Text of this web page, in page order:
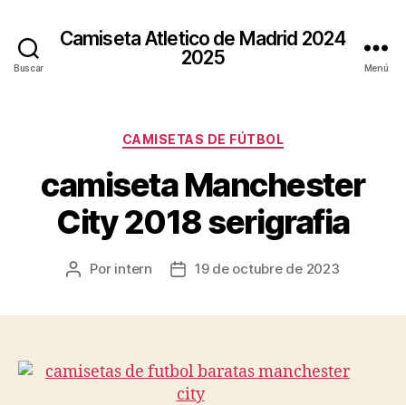
Buscar
Camiseta Atletico de Madrid 2024
2025
Menú
Categorías
CAMISETAS DE FÚTBOL
camiseta Manchester
City 2018 serigrafia
Autor
Por intern
Fecha19 de octubre de 2023